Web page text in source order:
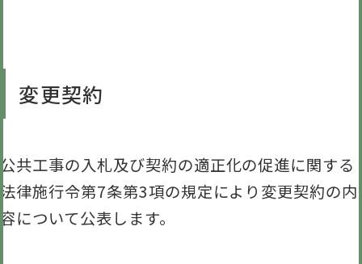
変更契約
公共工事の入札及び契約の適正化の促進に関する
法律施行令第7条第3項の規定により変更契約の内
容について公表します。